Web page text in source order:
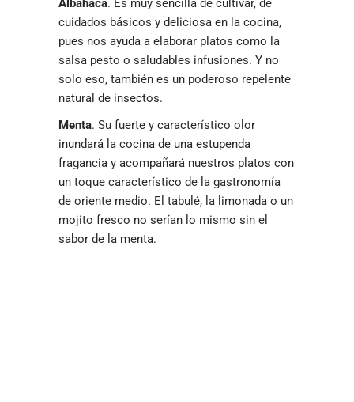
Albahaca. Es muy sencilla de cultivar, de
cuidados básicos y deliciosa en la cocina,
pues nos ayuda a elaborar platos como la
salsa pesto o saludables infusiones. Y no
solo eso, también es un poderoso repelente
natural de insectos.
Menta. Su fuerte y característico olor
inundará la cocina de una estupenda
fragancia y acompañará nuestros platos con
un toque característico de la gastronomía
de oriente medio. El tabulé, la limonada o un
mojito fresco no serían lo mismo sin el
sabor de la menta.